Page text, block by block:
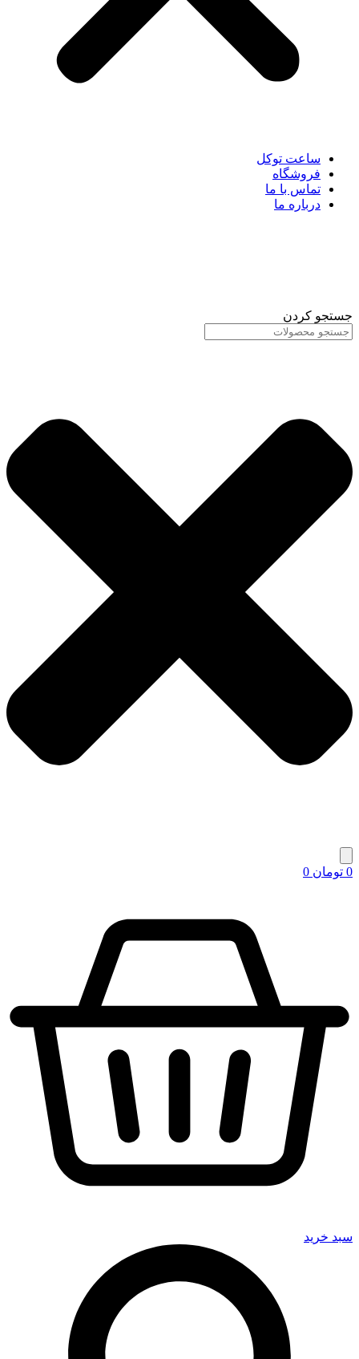
ساعت توکل
فروشگاه
تماس با ما
درباره ما
جستجو کردن
0 تومان 0
سبد خرید